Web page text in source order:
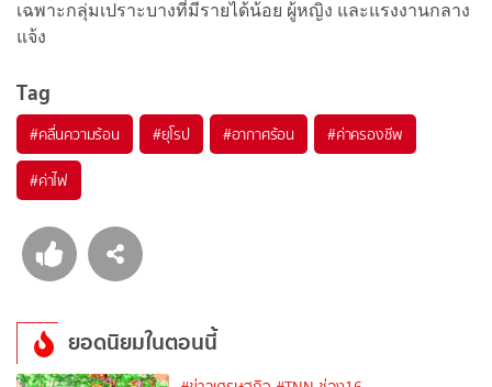
เฉพาะกลุ่มเปราะบางที่มีรายได้น้อย ผู้หญิง และแรงงานกลาง
แจ้ง
Tag
#คลื่นความร้อน #ยุโรป #อากาศร้อน #ค่าครองชีพ
#ค่าไฟ
ยอดนิยมในตอนนี้